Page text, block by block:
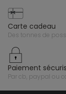
carte cadeau
des tonnes de
paiement
par cb, paypal ou